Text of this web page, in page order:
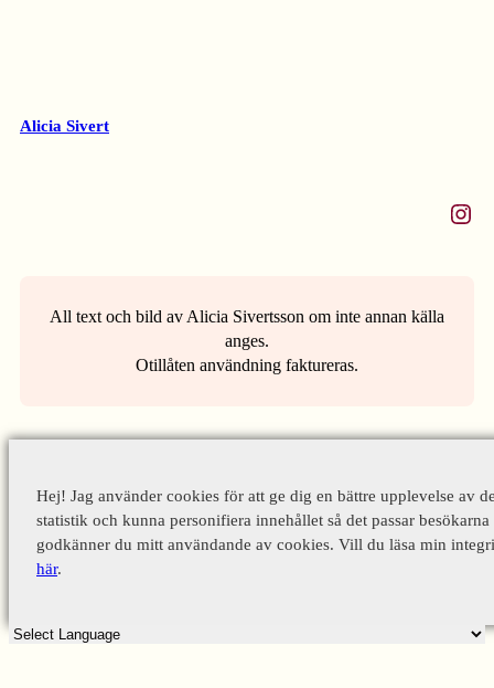
Alicia Sivert
Instagram
All text och bild av Alicia Sivertsson om inte annan källa
anges.
Otillåten användning faktureras.
Hej! Jag använder cookies för att ge dig en bättre upplevelse av
statistik och kunna personifiera innehållet så det passar
godkänner du mitt användande av cookies. Vill du läsa min
här.